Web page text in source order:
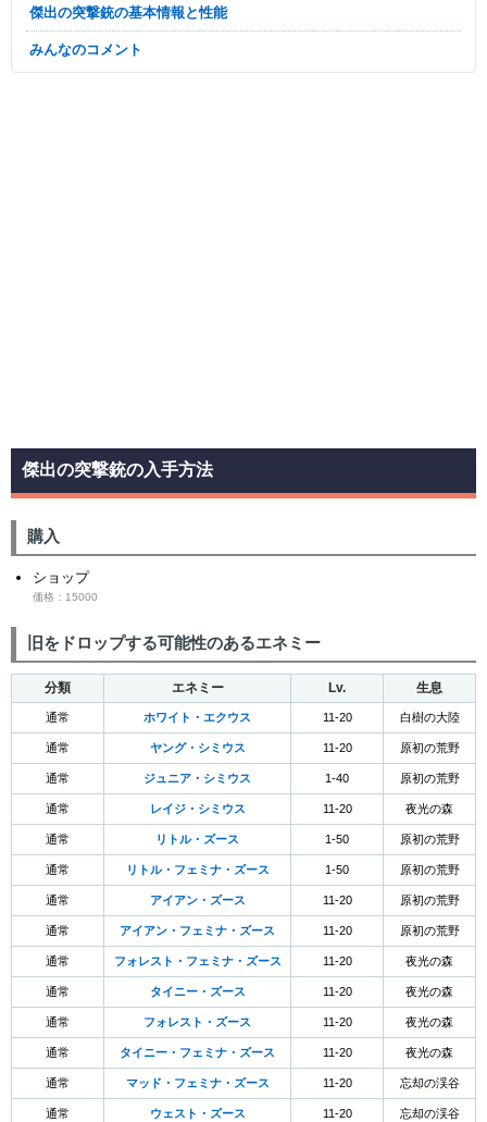
傑出の突撃銃の基本情報と性能
みんなのコメント
傑出の突撃銃の入手方法
購入
ショップ
価格：15000
旧をドロップする可能性のあるエネミー
分類 エネミー Lv. 生息
通常 ホワイト・エクウス 11-20 白樹の大陸
通常 ヤング・シミウス 11-20 原初の荒野
通常 ジュニア・シミウス 1-40 原初の荒野
通常 レイジ・シミウス 11-20 夜光の森
通常 リトル・ズース 1-50 原初の荒野
通常 リトル・フェミナ・ズース 1-50 原初の荒野
通常 アイアン・ズース 11-20 原初の荒野
通常 アイアン・フェミナ・ズース 11-20 原初の荒野
通常 フォレスト・フェミナ・ズース 11-20 夜光の森
通常 タイニー・ズース 11-20 夜光の森
通常 フォレスト・ズース 11-20 夜光の森
通常 タイニー・フェミナ・ズース 11-20 夜光の森
通常 マッド・フェミナ・ズース 11-20 忘却の渓谷
通常 ウェスト・ズース 11-20 忘却の渓谷